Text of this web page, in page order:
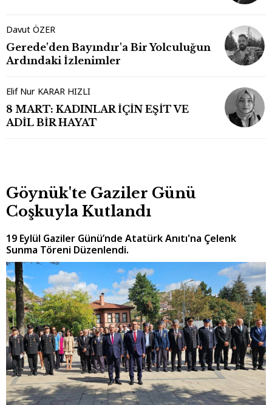
Davut ÖZER
Gerede'den Bayındır'a Bir Yolculuğun
Ardındaki İzlenimler
Elif Nur KARAR HIZLI
8 MART: KADINLAR İÇİN EŞİT VE
ADİL BİR HAYAT
Göynük'te Gaziler Günü
Coşkuyla Kutlandı
19 Eylül Gaziler Günü’nde Atatürk Anıtı'na Çelenk
Sunma Töreni Düzenlendi.